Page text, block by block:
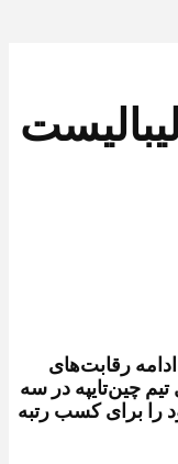
ادامه رقابت‌های
آسیا ۲۰۲۶، مقابل تیم چین‌تایپه در سه
برای کسب رتبه